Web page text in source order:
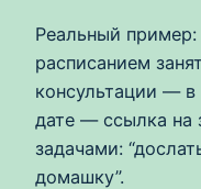
Реальный
расписанием
консультации —
дате — ссылка на
задачами:
домашку”.